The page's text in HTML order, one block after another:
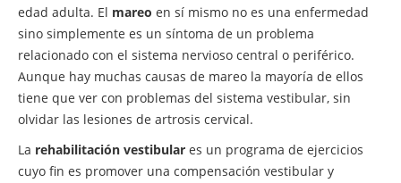
edad adulta. El mareo en sí mismo no es una enfermedad
sino simplemente es un síntoma de un problema
relacionado con el sistema nervioso central o periférico.
Aunque hay muchas causas de mareo la mayoría de ellos
tiene que ver con problemas del sistema vestibular, sin
olvidar las lesiones de artrosis cervical.
La rehabilitación vestibular es un programa de ejercicios
cuyo fin es promover una compensación vestibular y